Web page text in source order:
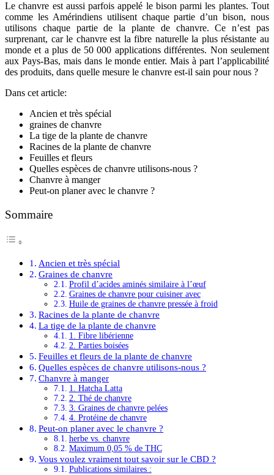
Le chanvre est aussi parfois appelé le bison parmi les plantes. Tout
comme les Amérindiens utilisent chaque partie d’un bison, nous
utilisons chaque partie de la plante de chanvre. Ce n’est pas
surprenant, car le chanvre est la fibre naturelle la plus résistante au
monde et a plus de 50 000 applications différentes. Non seulement
aux Pays-Bas, mais dans le monde entier. Mais à part l’applicabilité
des produits, dans quelle mesure le chanvre est-il sain pour nous ?
Dans cet article:
Ancien et très spécial
graines de chanvre
La tige de la plante de chanvre
Racines de la plante de chanvre
Feuilles et fleurs
Quelles espèces de chanvre utilisons-nous ?
Chanvre à manger
Peut-on planer avec le chanvre ?
Sommaire
Ancien et très spécial
Graines de chanvre
Profil d’acides aminés similaire à l’œuf
Graines de chanvre pour cuisiner avec
Huile de graines de chanvre pressée à froid
Racines de la plante de chanvre
La tige de la plante de chanvre
1. Fibre libérienne
2. Parties boisées
Feuilles et fleurs de la plante de chanvre
Quelles espèces de chanvre utilisons-nous ?
Chanvre à manger
1. Hatcha Latta
2. Thé de chanvre
3. Graines de chanvre pelées
4. Protéine de chanvre
Peut-on planer avec le chanvre ?
herbe vs. chanvre
Maximum 0,05 % de THC
Vous voulez vraiment tout savoir sur le CBD ?
Publications similaires :